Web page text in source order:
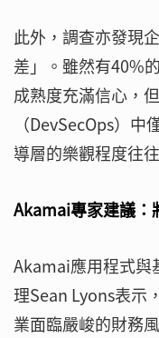
此外，調查亦發現
差」。雖然有40%
成熟度充滿信心，
（DevSecOps）
導層的樂觀程度往
Akamai專家建議：
Akamai應用程式與
理Sean Lyons表示
業面臨嚴峻的財務